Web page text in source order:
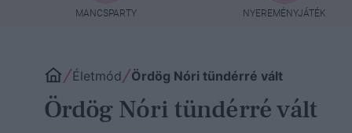
MANCSPARTY NYEREMÉNYJÁTÉK
Életmód Ördög Nóri tündérré vált
Ördög Nóri tündérré vált